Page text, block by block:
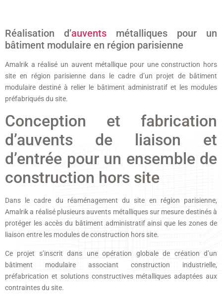
Réalisation d’auvents métalliques pour un
bâtiment modulaire en région parisienne
Amalrik a réalisé un auvent métallique pour une construction hors
site en région parisienne dans le cadre d’un projet de bâtiment
modulaire destiné à relier le bâtiment administratif et les modules
préfabriqués du site.
Conception et fabrication
d’auvents de liaison et
d’entrée pour un ensemble de
construction hors site
Dans le cadre du réaménagement du site en région parisienne,
Amalrik a réalisé plusieurs auvents métalliques sur mesure destinés à
protéger les accès du bâtiment administratif ainsi que les zones de
liaison entre les modules de construction hors site.
Ce projet s’inscrit dans une opération globale de création d’un
bâtiment modulaire associant construction industrielle,
préfabrication et solutions constructives métalliques adaptées aux
contraintes du site.